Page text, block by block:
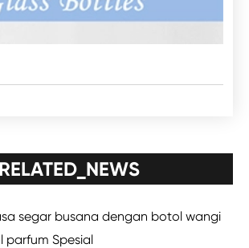
RELATED_NEWS
segar busana dengan botol wangi
parfum Spesial